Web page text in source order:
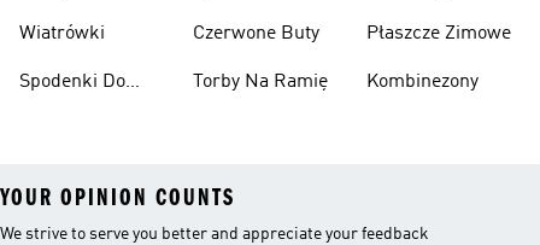
Wiatrówki
Spodenki Do
Czerwone Buty
Torby Na Ramię
Płaszcze Zimowe
Kombinezony
YOUR OPINION COUNTS
We strive to serve you better and appreciate your feedback